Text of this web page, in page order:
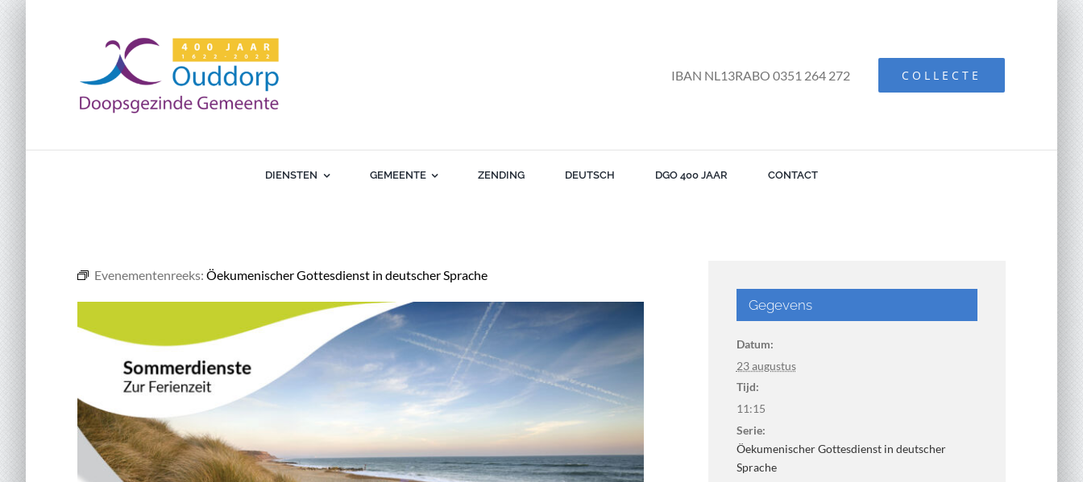
IBAN NL13RABO 0351 264 272
COLLECTE
DIENSTEN GEMEENTE ZENDING DEUTSCH DGO 400 JAAR CONTACT
Evenementenreeks: Öekumenischer Gottesdienst in deutscher Sprache
Gegevens
Datum:
23 augustus
Tijd:
11:15
Serie:
Öekumenischer Gottesdienst in deutscher
Sprache